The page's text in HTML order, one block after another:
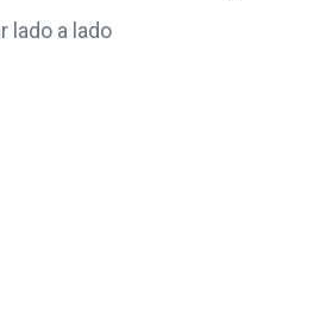
lado a lado